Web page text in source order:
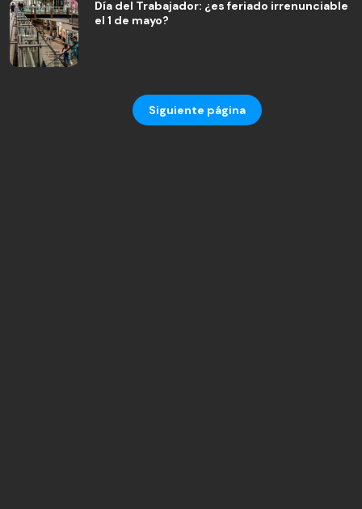
Día del Trabajador: ¿es feriado irrenunciable
el 1 de mayo?
Siguiente página